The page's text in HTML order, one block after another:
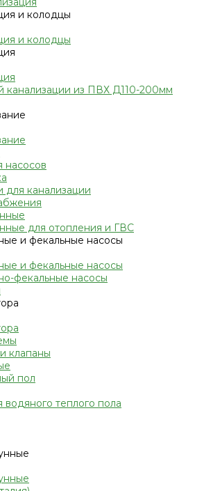
и колодцы
и колодцы
канализации из ПВХ Д110-200мм
насосов
для канализации
для отопления и ГВС
и фекальные насосы
и фекальные насосы
фекальные насосы
клапаны
пол
теплого пола